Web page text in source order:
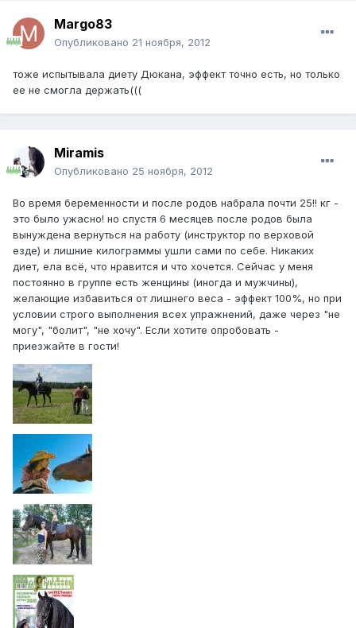
Margo83
Опубликовано 21 ноября, 2012
тоже испытывала диету Дюкана, эффект точно есть, но только
ее не смогла держать(((
Miramis
Опубликовано 25 ноября, 2012
Во время беременности и после родов набрала почти 25!! кг -
это было ужасно! но спустя 6 месяцев после родов была
вынуждена вернуться на работу (инструктор по верховой
езде) и лишние килограммы ушли сами по себе. Никаких
диет, ела всё, что нравится и что хочется. Сейчас у меня
постоянно в группе есть женщины (иногда и мужчины),
желающие избавиться от лишнего веса - эффект 100%, но при
условии строго выполнения всех упражнений, даже через "не
могу", "болит", "не хочу". Если хотите опробовать -
приезжайте в гости!